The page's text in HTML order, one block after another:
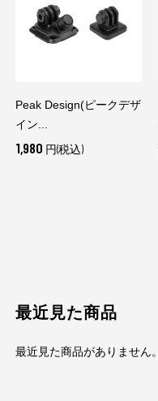
Peak Design(ピークデザ
イン...
1,980 円(税込)
最近見た商品
最近見た商品がありません。